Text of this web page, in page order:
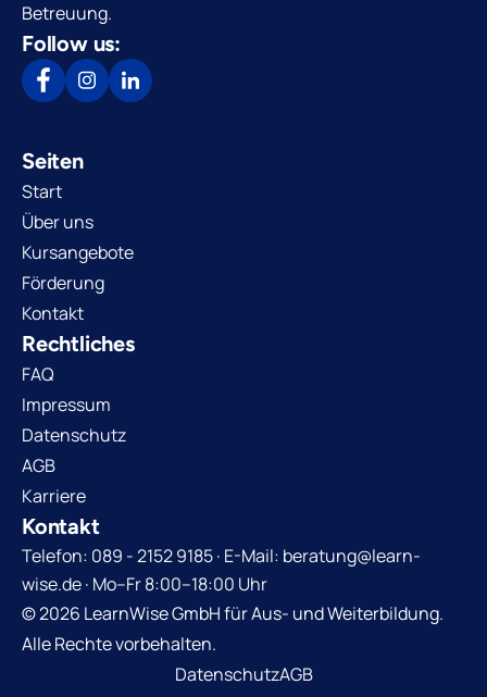
Betreuung.
Follow us:
Seiten
Start
Über uns
Kursangebote
Förderung
Kontakt
Rechtliches
FAQ
Impressum
Datenschutz
AGB
Karriere
Kontakt
Telefon: 089 - 2152 9185 · E-Mail: beratung@learn-
wise.de · Mo–Fr 8:00–18:00 Uhr
© 2026 LearnWise GmbH für Aus- und Weiterbildung.
Alle Rechte vorbehalten.
DatenschutzAGB